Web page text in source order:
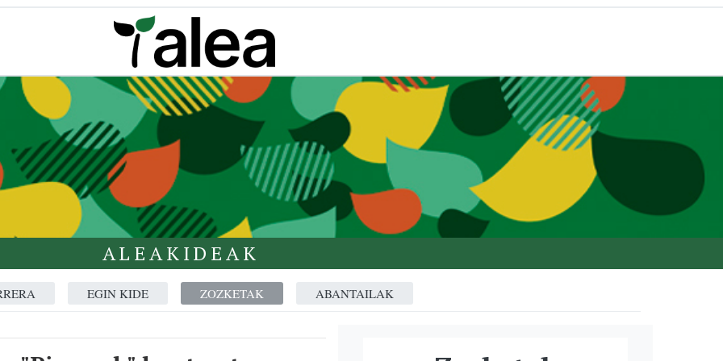
ALEAKIDEAK
EGIN KIDE ZOZKETAK ABANTAILAK